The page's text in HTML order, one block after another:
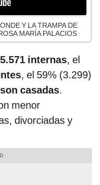
Y LA TRAMPA DE
MARÍA PALACIOS
5.571 internas, el
, el 59% (3.299)
casadas.
menor
divorciadas y